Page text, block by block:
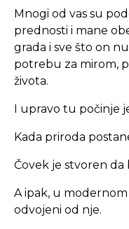
Mnogi od vas su
prednosti i mane
grada i sve što on
potrebu za mirom,
života.
I upravo tu počinje
Kada priroda
Čovek je stvoren
A ipak, u
odvojeni od nje.